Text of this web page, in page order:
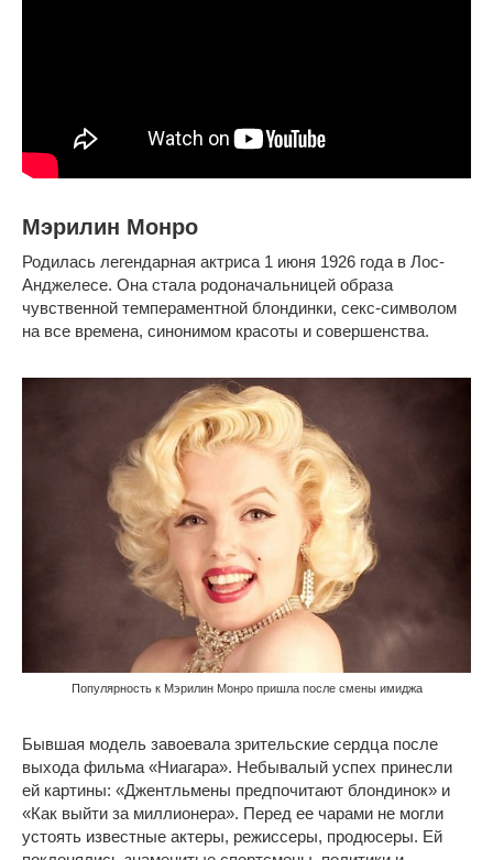
Мэрилин Монро
Родилась легендарная актриса 1 июня 1926 года в Лос-
Анджелесе. Она стала родоначальницей образа
чувственной темпераментной блондинки, секс-символом
на все времена, синонимом красоты и совершенства.
Популярность к Мэрилин Монро пришла после смены имиджа
Бывшая модель завоевала зрительские сердца после
выхода фильма «Ниагара». Небывалый успех принесли
ей картины: «Джентльмены предпочитают блондинок» и
«Как выйти за миллионера». Перед ее чарами не могли
устоять известные актеры, режиссеры, продюсеры. Ей